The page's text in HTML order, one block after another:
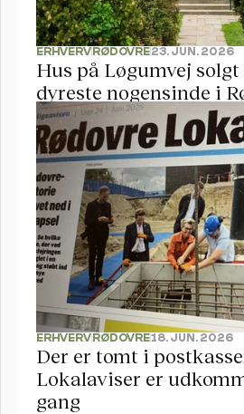
ERHVERV RØDOVRE23. JUN. 2026
Hus på Løgumvej
dyreste nogensinde i
ERHVERV RØDOVRE18. JUN. 2026
Der er tomt i
Lokalaviser er
gang